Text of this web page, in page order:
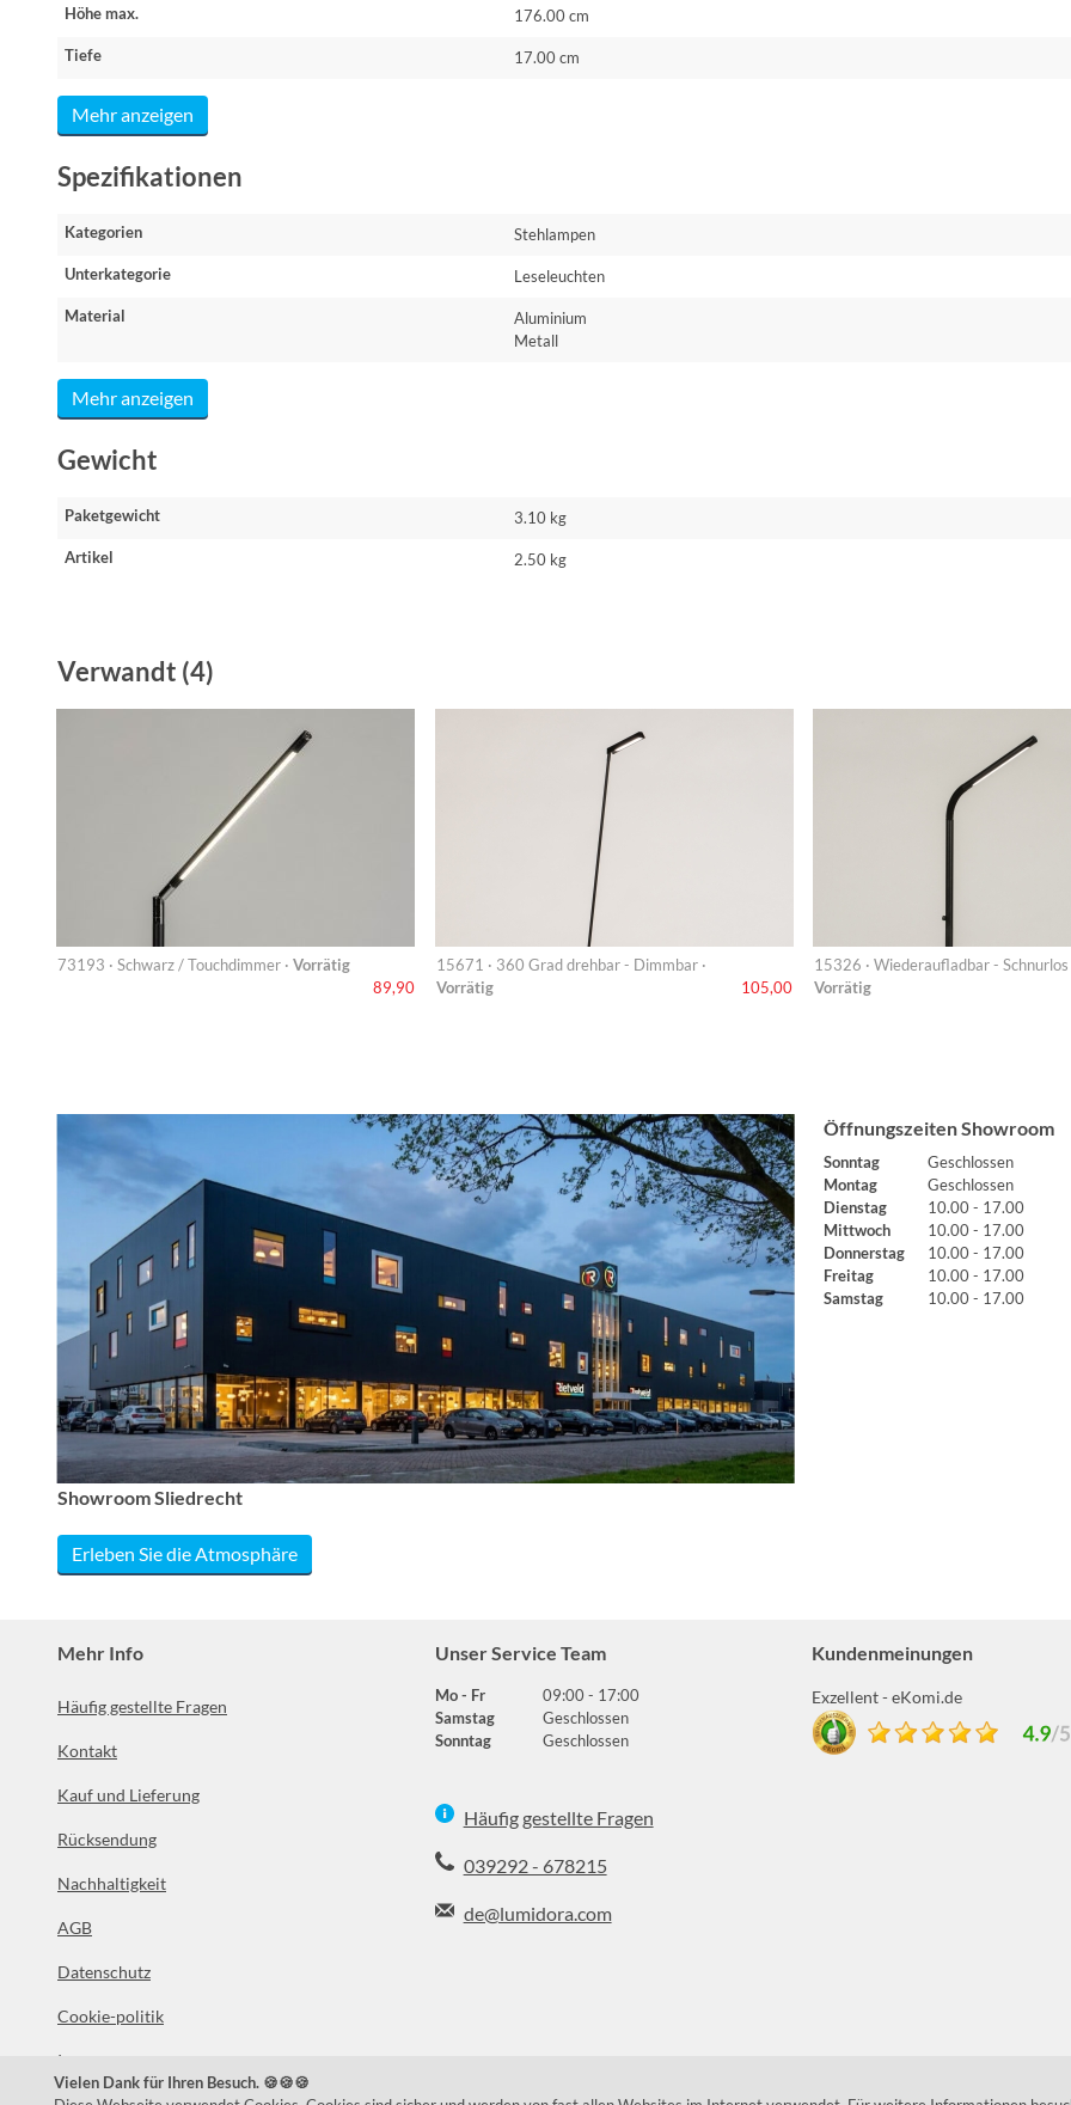
Höhe max. 176.00 cm
Tiefe 17.00 cm
Mehr anzeigen
Spezifikationen
Kategorien Stehlampen
Unterkategorie Leseleuchten
Material
Aluminium
Metall
Mehr anzeigen
Gewicht
Paketgewicht 3.10 kg
Artikel 2.50 kg
Verwandt (4)
73193 · Schwarz / Touchdimmer · Vorrätig
89,90
15671 · 360 Grad drehbar - Dimmbar ·
Vorrätig
105,00
15326 · Wiederaufladbar - Schnurlos
Vorrätig
Showroom Sliedrecht
Erleben Sie die Atmosphäre
Öffnungszeiten Showroom
Sonntag
Geschlossen
Montag
Geschlossen
Dienstag
10.00 - 17.00
Mittwoch
10.00 - 17.00
Donnerstag
10.00 - 17.00
Freitag
10.00 - 17.00
Samstag
10.00 - 17.00
Mehr Info
Häufig gestellte Fragen
Kontakt
Kauf und Lieferung
Rücksendung
Nachhaltigkeit
AGB
Datenschutz
Cookie-politik
Impressum
Unser Service Team
Mo - Fr
09:00 - 17:00
Samstag
Geschlossen
Sonntag
Geschlossen
Häufig gestellte Fragen
039292 - 678215
de@lumidora.com
Kundenmeinungen
Exzellent - eKomi.de
Vielen Dank für Ihren Besuch. 🍪🍪🍪